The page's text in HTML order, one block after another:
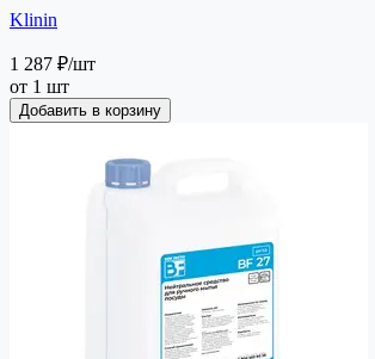
Klinin
1 287 ₽/шт
от 1 шт
Добавить в корзину